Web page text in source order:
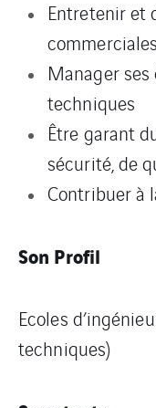
Entretenir et
commerciales
Manager
techniques
Être garant
sécurité, de
Contribuer à
Son Profil
Ecoles
techniques)